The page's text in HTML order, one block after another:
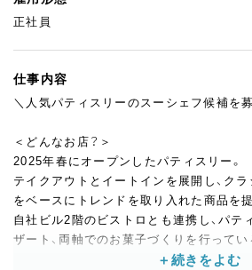
正社員
仕事内容
＼人気パティスリーのスーシェフ候補を
＜どんなお店？＞
2025年春にオープンしたパティスリー。
テイクアウトとイートインを展開し、ク
をベースにトレンドを取り入れた商品を
自社ビル2階のビストロとも連携し、パテ
ザート、両軸でのお菓子づくりを行ってい